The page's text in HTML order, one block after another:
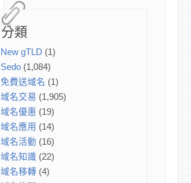
分類
New gTLD (1)
Sedo (1,084)
免費送域名 (1)
域名交易 (1,905)
域名優惠 (19)
域名應用 (14)
域名活動 (16)
域名知識 (22)
域名移轉 (4)